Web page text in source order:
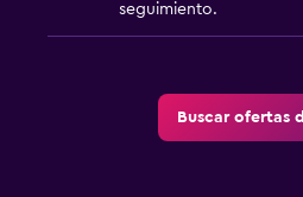
seguimiento.
Buscar ofertas